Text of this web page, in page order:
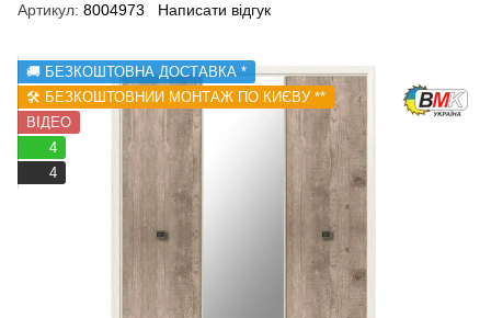
Артикул: 8004973 Написати відгук
🚚 БЕЗКОШТОВНА ДОСТАВКА *
🛠️ БЕЗКОШТОВНИЙ МОНТАЖ ПО КИЄВУ **
ВІДЕО
4
4